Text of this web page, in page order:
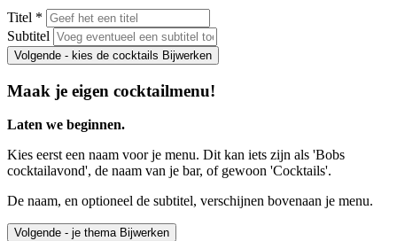
Titel *
Subtitel
Volgende - kies de cocktails Bijwerken
Maak je eigen cocktailmenu!
Laten we beginnen.
Kies eerst een naam voor je menu. Dit kan iets zijn als 'Bobs
cocktailavond', de naam van je bar, of gewoon 'Cocktails'.
De naam, en optioneel de subtitel, verschijnen bovenaan je menu.
Volgende - je thema Bijwerken